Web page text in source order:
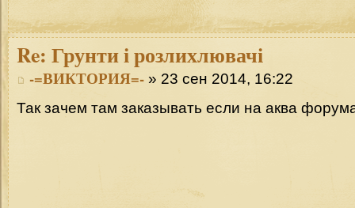
Re: Грунти і розлихлювачі
-=ВИКТОРИЯ=- » 23 сен 2014, 16:22
Так зачем там заказывать если на аква